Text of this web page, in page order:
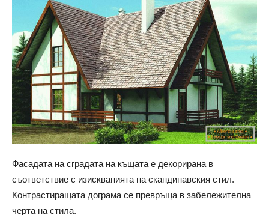
Фасадата на сградата на къщата е декорирана в
съответствие с изискванията на скандинавския стил.
Контрастиращата дограма се превръща в забележителна
черта на стила.